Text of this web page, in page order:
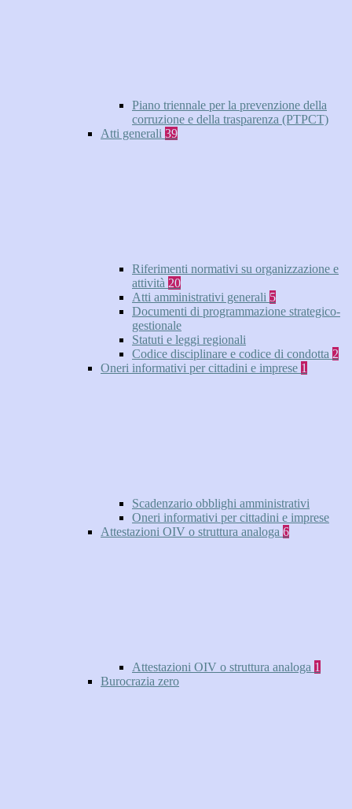
Piano triennale per la prevenzione della
corruzione e della trasparenza (PTPCT)
Atti generali 39
Riferimenti normativi su organizzazione e
attività 20
Atti amministrativi generali 5
Documenti di programmazione strategico-
gestionale
Statuti e leggi regionali
Codice disciplinare e codice di condotta 2
Oneri informativi per cittadini e imprese 1
Scadenzario obblighi amministrativi
Oneri informativi per cittadini e imprese
Attestazioni OIV o struttura analoga 6
Attestazioni OIV o struttura analoga 1
Burocrazia zero